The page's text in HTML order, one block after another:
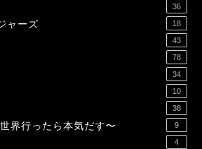
36
ャーズ 18
43
78
34
10
38
界行ったら本気だす〜 9
4